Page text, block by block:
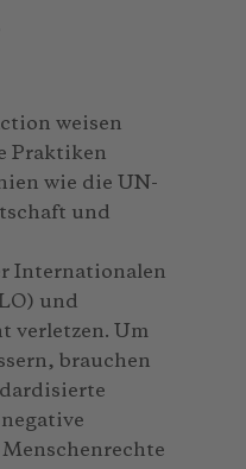
weisen
Praktiken
wie die UN-
und
Internationalen
und
verletzen. Um
brauchen